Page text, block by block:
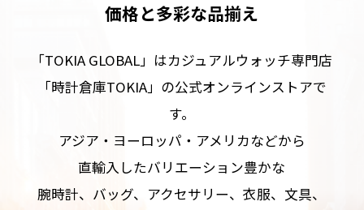
価格と多彩な品揃え
「TOKIA GLOBAL」はカジュアルウォッチ専門店
「時計倉庫TOKIA」の公式オンラインストアで
す。
アジア・ヨーロッパ・アメリカなどから
直輸入したバリエーション豊かな
腕時計、バッグ、アクセサリー、衣服、文具、